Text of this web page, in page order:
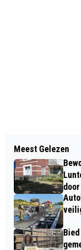
THE NEW
FORMATIE
OKTOBER
COLLEGE
Meest Gelezen